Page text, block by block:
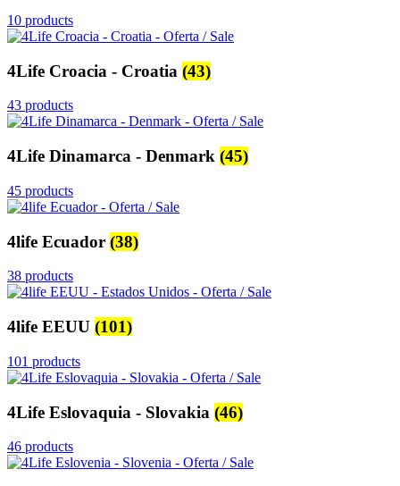
10 products
4Life Croacia - Croatia (43)
43 products
4Life Dinamarca - Denmark (45)
45 products
4life Ecuador (38)
38 products
4life EEUU (101)
101 products
4Life Eslovaquia - Slovakia (46)
46 products